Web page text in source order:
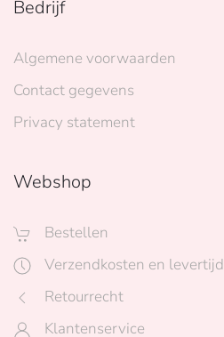
Bedrijf
Algemene voorwaarden
Contact gegevens
Privacy statement
Webshop
Bestellen
Verzendkosten en levertijd
Retourrecht
Klantenservice